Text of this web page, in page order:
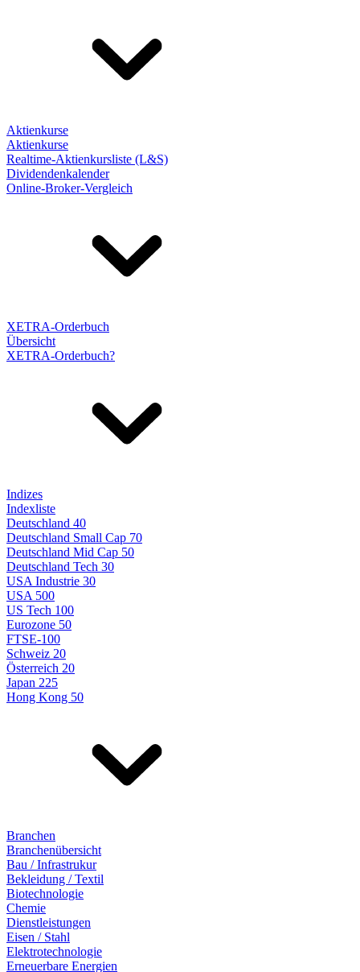
Aktienkurse
Aktienkurse
Realtime-Aktienkursliste (L&S)
Dividendenkalender
Online-Broker-Vergleich
XETRA-Orderbuch
Übersicht
XETRA-Orderbuch?
Indizes
Indexliste
Deutschland 40
Deutschland Small Cap 70
Deutschland Mid Cap 50
Deutschland Tech 30
USA Industrie 30
USA 500
US Tech 100
Eurozone 50
FTSE-100
Schweiz 20
Österreich 20
Japan 225
Hong Kong 50
Branchen
Branchenübersicht
Bau / Infrastrukur
Bekleidung / Textil
Biotechnologie
Chemie
Dienstleistungen
Eisen / Stahl
Elektrotechnologie
Erneuerbare Energien